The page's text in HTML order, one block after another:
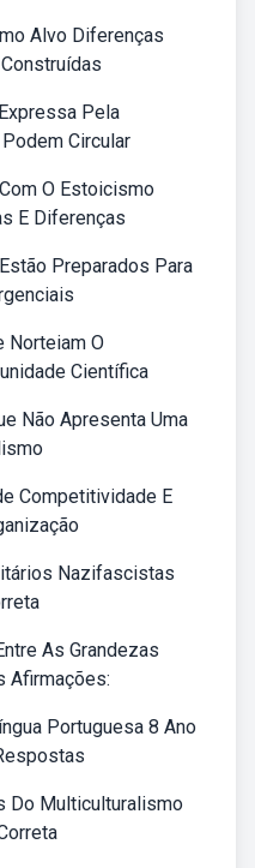
Alvo Diferenças
Pela
Circular
O Estoicismo
E Diferenças
Preparados Para
Norteiam O
Científica
Não Apresenta Uma
Competitividade E
Nazifascistas
As Grandezas
Afirmações:
Portuguesa 8 Ano
Do Multiculturalismo